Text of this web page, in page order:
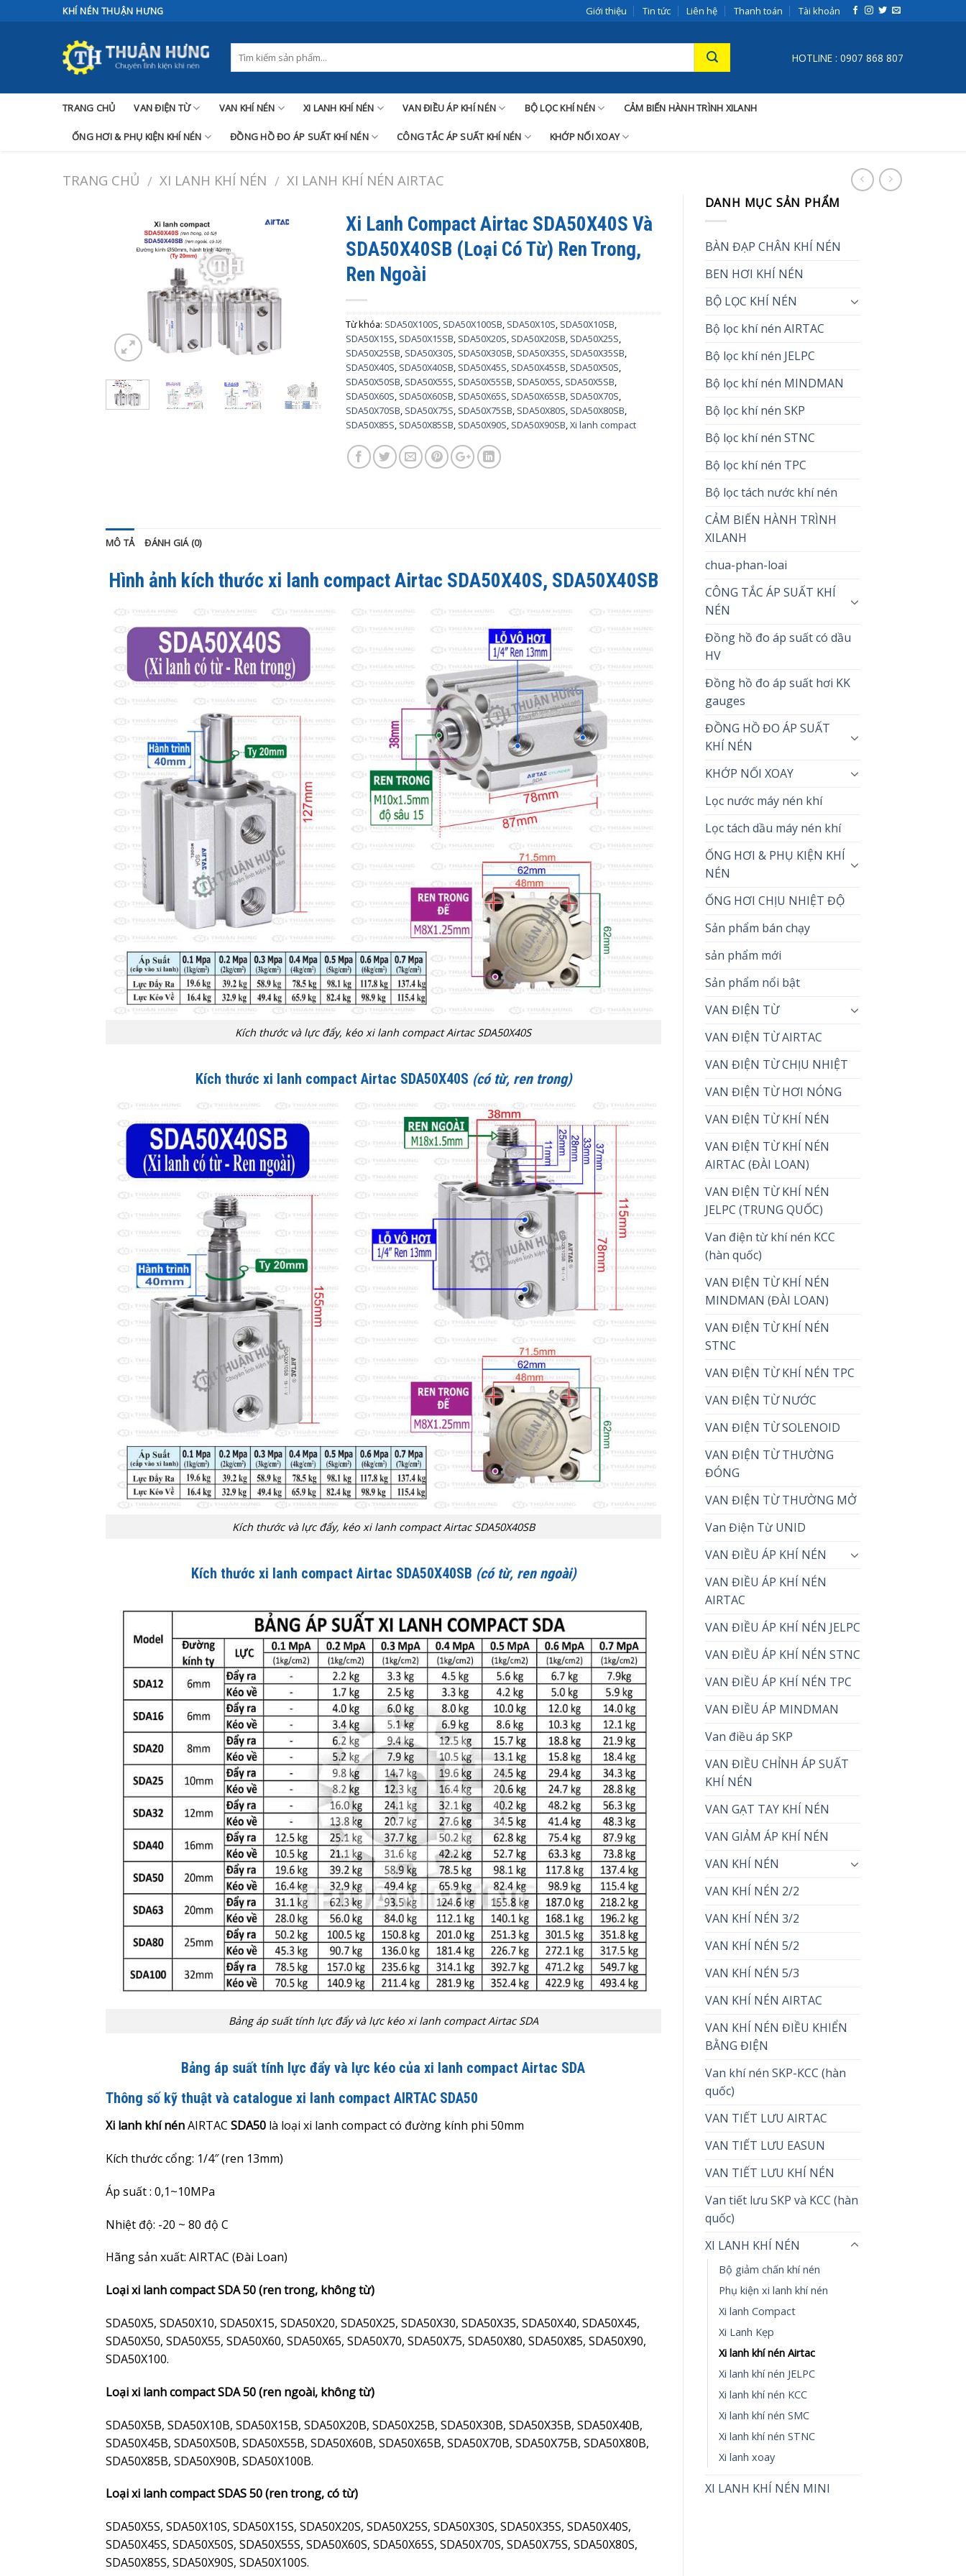
to
KHÍ NÉN THUẬN HƯNG Giới thiệu Tin tức Liên hệ Thanh toán Tài khoản
HOTLINE : 0907 868 807
TRANG CHỦ VAN ĐIỆN TỪ VAN KHÍ NÉN XI LANH KHÍ NÉN VAN ĐIỀU ÁP KHÍ NÉN BỘ LỌC KHÍ NÉN CẢM BIẾN HÀNH TRÌNH XILANH
ỐNG HƠI & PHỤ KIỆN KHÍ NÉN ĐỒNG HỒ ĐO ÁP SUẤT KHÍ NÉN CÔNG TẮC ÁP SUẤT KHÍ NÉN KHỚP NỐI XOAY
TRANG CHỦ / XI LANH KHÍ NÉN / XI LANH KHÍ NÉN AIRTAC
Xi Lanh Compact Airtac SDA50X40S Và
SDA50X40SB (Loại Có Từ) Ren Trong,
Ren Ngoài
Từ khóa: SDA50X100S, SDA50X100SB, SDA50X10S, SDA50X10SB,
SDA50X15S, SDA50X15SB, SDA50X20S, SDA50X20SB, SDA50X25S,
SDA50X25SB, SDA50X30S, SDA50X30SB, SDA50X35S, SDA50X35SB,
SDA50X40S, SDA50X40SB, SDA50X45S, SDA50X45SB, SDA50X50S,
SDA50X50SB, SDA50X55S, SDA50X55SB, SDA50X5S, SDA50X5SB,
SDA50X60S, SDA50X60SB, SDA50X65S, SDA50X65SB, SDA50X70S,
SDA50X70SB, SDA50X75S, SDA50X75SB, SDA50X80S, SDA50X80SB,
SDA50X85S, SDA50X85SB, SDA50X90S, SDA50X90SB,Xi lanh compact
MÔ TẢ ĐÁNH GIÁ (0)
Hình ảnh kích thước xi lanh compact Airtac SDA50X40S, SDA50X40SB
Kích thước và lực đẩy, kéo xi lanh compact Airtac SDA50X40S
Kích thước xi lanh compact Airtac SDA50X40S (có từ, ren trong)
Kích thước và lực đẩy, kéo xi lanh compact Airtac SDA50X40SB
Kích thước xi lanh compact Airtac SDA50X40SB (có từ, ren ngoài)
Bảng áp suất tính lực đẩy và lực kéo xi lanh compact Airtac SDA
Bảng áp suất tính lực đẩy và lực kéo của xi lanh compact Airtac SDA
Thông số kỹ thuật và catalogue xi lanh compact AIRTAC SDA50
Xi lanh khí nénAIRTAC SDA50 là loại xi lanh compact có đường kính phi 50mm
Kích thước cổng: 1/4″ (ren 13mm)
Áp suất : 0,1~10MPa
Nhiệt độ: -20 ~ 80 độ C
Hãng sản xuất: AIRTAC (Đài Loan)
Loại xi lanh compact SDA 50 (ren trong, không từ)
SDA50X5, SDA50X10, SDA50X15, SDA50X20, SDA50X25, SDA50X30, SDA50X35, SDA50X40, SDA50X45,
SDA50X50, SDA50X55, SDA50X60, SDA50X65, SDA50X70, SDA50X75, SDA50X80, SDA50X85, SDA50X90,
SDA50X100.
Loại xi lanh compact SDA 50 (ren ngoài, không từ)
SDA50X5B, SDA50X10B, SDA50X15B, SDA50X20B, SDA50X25B, SDA50X30B, SDA50X35B, SDA50X40B,
SDA50X45B, SDA50X50B, SDA50X55B, SDA50X60B, SDA50X65B, SDA50X70B, SDA50X75B, SDA50X80B,
SDA50X85B, SDA50X90B, SDA50X100B.
Loại xi lanh compact SDAS 50 (ren trong, có từ)
SDA50X5S, SDA50X10S, SDA50X15S, SDA50X20S, SDA50X25S, SDA50X30S, SDA50X35S, SDA50X40S,
SDA50X45S, SDA50X50S, SDA50X55S, SDA50X60S, SDA50X65S, SDA50X70S, SDA50X75S, SDA50X80S,
SDA50X85S, SDA50X90S, SDA50X100S.
DANH MỤC SẢN PHẨM
BÀN ĐẠP CHÂN KHÍ NÉN
BEN HƠI KHÍ NÉN
BỘ LỌC KHÍ NÉN
Bộ lọc khí nén AIRTAC
Bộ lọc khí nén JELPC
Bộ lọc khí nén MINDMAN
Bộ lọc khí nén SKP
Bộ lọc khí nén STNC
Bộ lọc khí nén TPC
Bộ lọc tách nước khí nén
CẢM BIẾN HÀNH TRÌNH
XILANH
chua-phan-loai
CÔNG TẮC ÁP SUẤT KHÍ
NÉN
Đồng hồ đo áp suất có dầu
HV
Đồng hồ đo áp suất hơi KK
gauges
ĐỒNG HỒ ĐO ÁP SUẤT
KHÍ NÉN
KHỚP NỐI XOAY
Lọc nước máy nén khí
Lọc tách dầu máy nén khí
ỐNG HƠI & PHỤ KIỆN KHÍ
NÉN
ỐNG HƠI CHỊU NHIỆT ĐỘ
Sản phẩm bán chạy
sản phẩm mới
Sản phẩm nổi bật
VAN ĐIỆN TỪ
VAN ĐIỆN TỪ AIRTAC
VAN ĐIỆN TỪ CHỊU NHIỆT
VAN ĐIỆN TỪ HƠI NÓNG
VAN ĐIỆN TỪ KHÍ NÉN
VAN ĐIỆN TỪ KHÍ NÉN
AIRTAC (ĐÀI LOAN)
VAN ĐIỆN TỪ KHÍ NÉN
JELPC (TRUNG QUỐC)
Van điện từ khí nén KCC
(hàn quốc)
VAN ĐIỆN TỪ KHÍ NÉN
MINDMAN (ĐÀI LOAN)
VAN ĐIỆN TỪ KHÍ NÉN
STNC
VAN ĐIỆN TỪ KHÍ NÉN TPC
VAN ĐIỆN TỪ NƯỚC
VAN ĐIỆN TỪ SOLENOID
VAN ĐIỆN TỪ THƯỜNG
ĐÓNG
VAN ĐIỆN TỪ THƯỜNG MỞ
Van Điện Từ UNID
VAN ĐIỀU ÁP KHÍ NÉN
VAN ĐIỀU ÁP KHÍ NÉN
AIRTAC
VAN ĐIỀU ÁP KHÍ NÉN JELPC
VAN ĐIỀU ÁP KHÍ NÉN STNC
VAN ĐIỀU ÁP KHÍ NÉN TPC
VAN ĐIỀU ÁP MINDMAN
Van điều áp SKP
VAN ĐIỀU CHỈNH ÁP SUẤT
KHÍ NÉN
VAN GẠT TAY KHÍ NÉN
VAN GIẢM ÁP KHÍ NÉN
VAN KHÍ NÉN
VAN KHÍ NÉN 2/2
VAN KHÍ NÉN 3/2
VAN KHÍ NÉN 5/2
VAN KHÍ NÉN 5/3
VAN KHÍ NÉN AIRTAC
VAN KHÍ NÉN ĐIỀU KHIỂN
BẰNG ĐIỆN
Van khí nén SKP-KCC (hàn
quốc)
VAN TIẾT LƯU AIRTAC
VAN TIẾT LƯU EASUN
VAN TIẾT LƯU KHÍ NÉN
Van tiết lưu SKP và KCC (hàn
quốc)
XI LANH KHÍ NÉN
Bộ giảm chấn khí nén
Phụ kiện xi lanh khí nén
Xi lanh Compact
Xi Lanh Kẹp
Xi lanh khí nén Airtac
Xi lanh khí nén JELPC
Xi lanh khí nén KCC
Xi lanh khí nén SMC
Xi lanh khí nén STNC
Xi lanh xoay
XI LANH KHÍ NÉN MINI